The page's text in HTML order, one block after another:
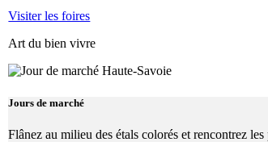
Visiter les foires
Art du bien vivre
Jours de marché
Flânez au milieu des étals colorés et rencontrez